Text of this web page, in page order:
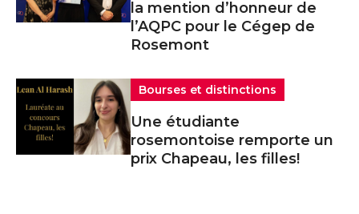
la mention d’honneur de
l’AQPC pour le Cégep de
Rosemont
Bourses et distinctions
Une étudiante
rosemontoise remporte un
prix Chapeau, les filles!